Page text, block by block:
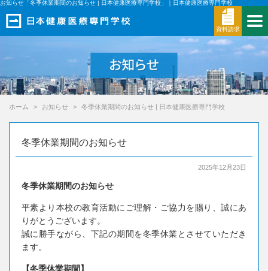
お知らせ「冬季休業期間のお知らせ | 日本健康医療専門学校」｜日本健康医療専門学校
資料請求
ホーム お知らせ 冬季休業期間のお知らせ | 日本健康医療専門学校
冬季休業期間のお知らせ
2025年12月23日
冬季休業期間のお知らせ
平素より本校の教育活動にご理解・ご協力を賜り、誠にあ
りがとうございます。
誠に勝手ながら、下記の期間を冬季休業とさせていただき
ます。
【冬季休業期間】